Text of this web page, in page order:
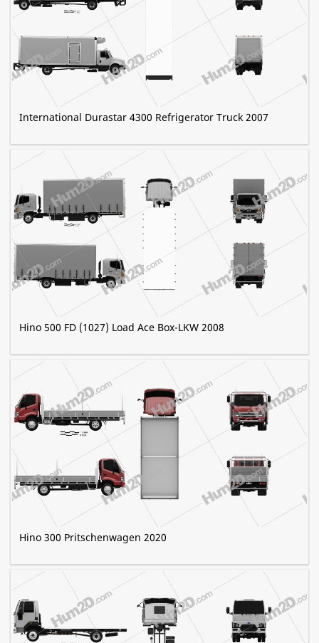
International Durastar 4300 Refrigerator Truck 2007
Hino 500 FD (1027) Load Ace Box-LKW 2008
Hino 300 Pritschenwagen 2020